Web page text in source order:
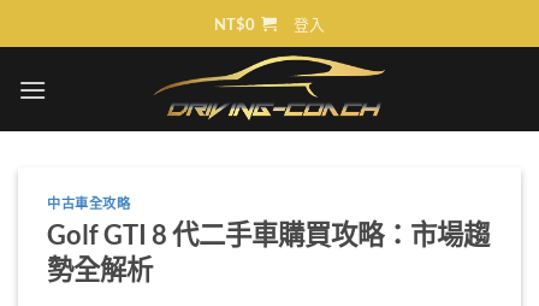
to
NT$0 登入
中古車全攻略
Golf GTI 8 代二手車購買攻略：市場趨
勢全解析